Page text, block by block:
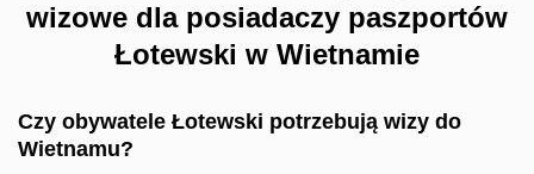
wizowe dla posiadaczy paszportów
Łotewski w Wietnamie
Czy obywatele Łotewski potrzebują wizy do
Wietnamu?